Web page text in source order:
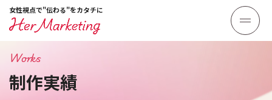
女性視点で"伝わる"をカタチに
Works
制作実績